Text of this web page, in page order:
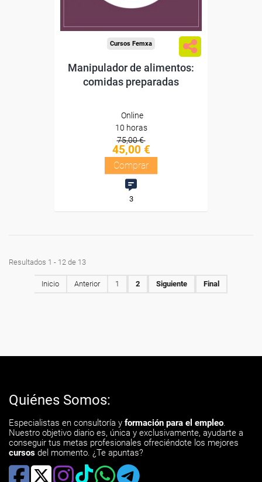
Cursos Femxa
Manipulador de alimentos:
comidas preparadas
Online
10 horas
75,00 €
45,00 €
Comprar
3
Resultados 1 - 12 de 13
Inicio Anterior 1 2 Siguiente Final
Quiénes Somos:
Especialistas en consultoría y formación para el empleo.
Nuestro objetivo diario es, única y exclusivamente, ayudarte a
conseguir tus metas profesionales ofreciéndote los mejores
cursos del momento. ¿Te apuntas?